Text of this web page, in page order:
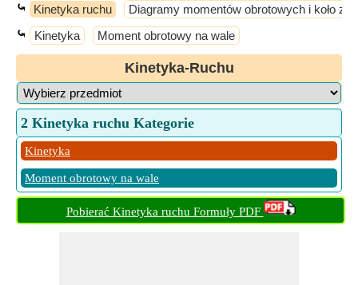
⤿ Kinetyka ruchu Diagramy momentów obrotowych i koło
⤿ Kinetyka Moment obrotowy na wale
Kinetyka-Ruchu
2 Kinetyka ruchu Kategorie
Kinetyka
Moment obrotowy na wale
Pobierać Kinetyka ruchu Formuły PDF